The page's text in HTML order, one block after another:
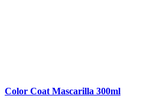
Color Coat Mascarilla 300ml